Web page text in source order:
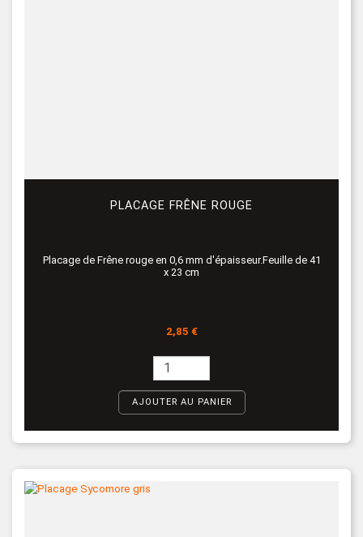
PLACAGE FRÊNE ROUGE
Placage de Frêne rouge en 0,6 mm d'épaisseur.Feuille de 41
x 23 cm
Prix
2,85 €
AJOUTER AU PANIER